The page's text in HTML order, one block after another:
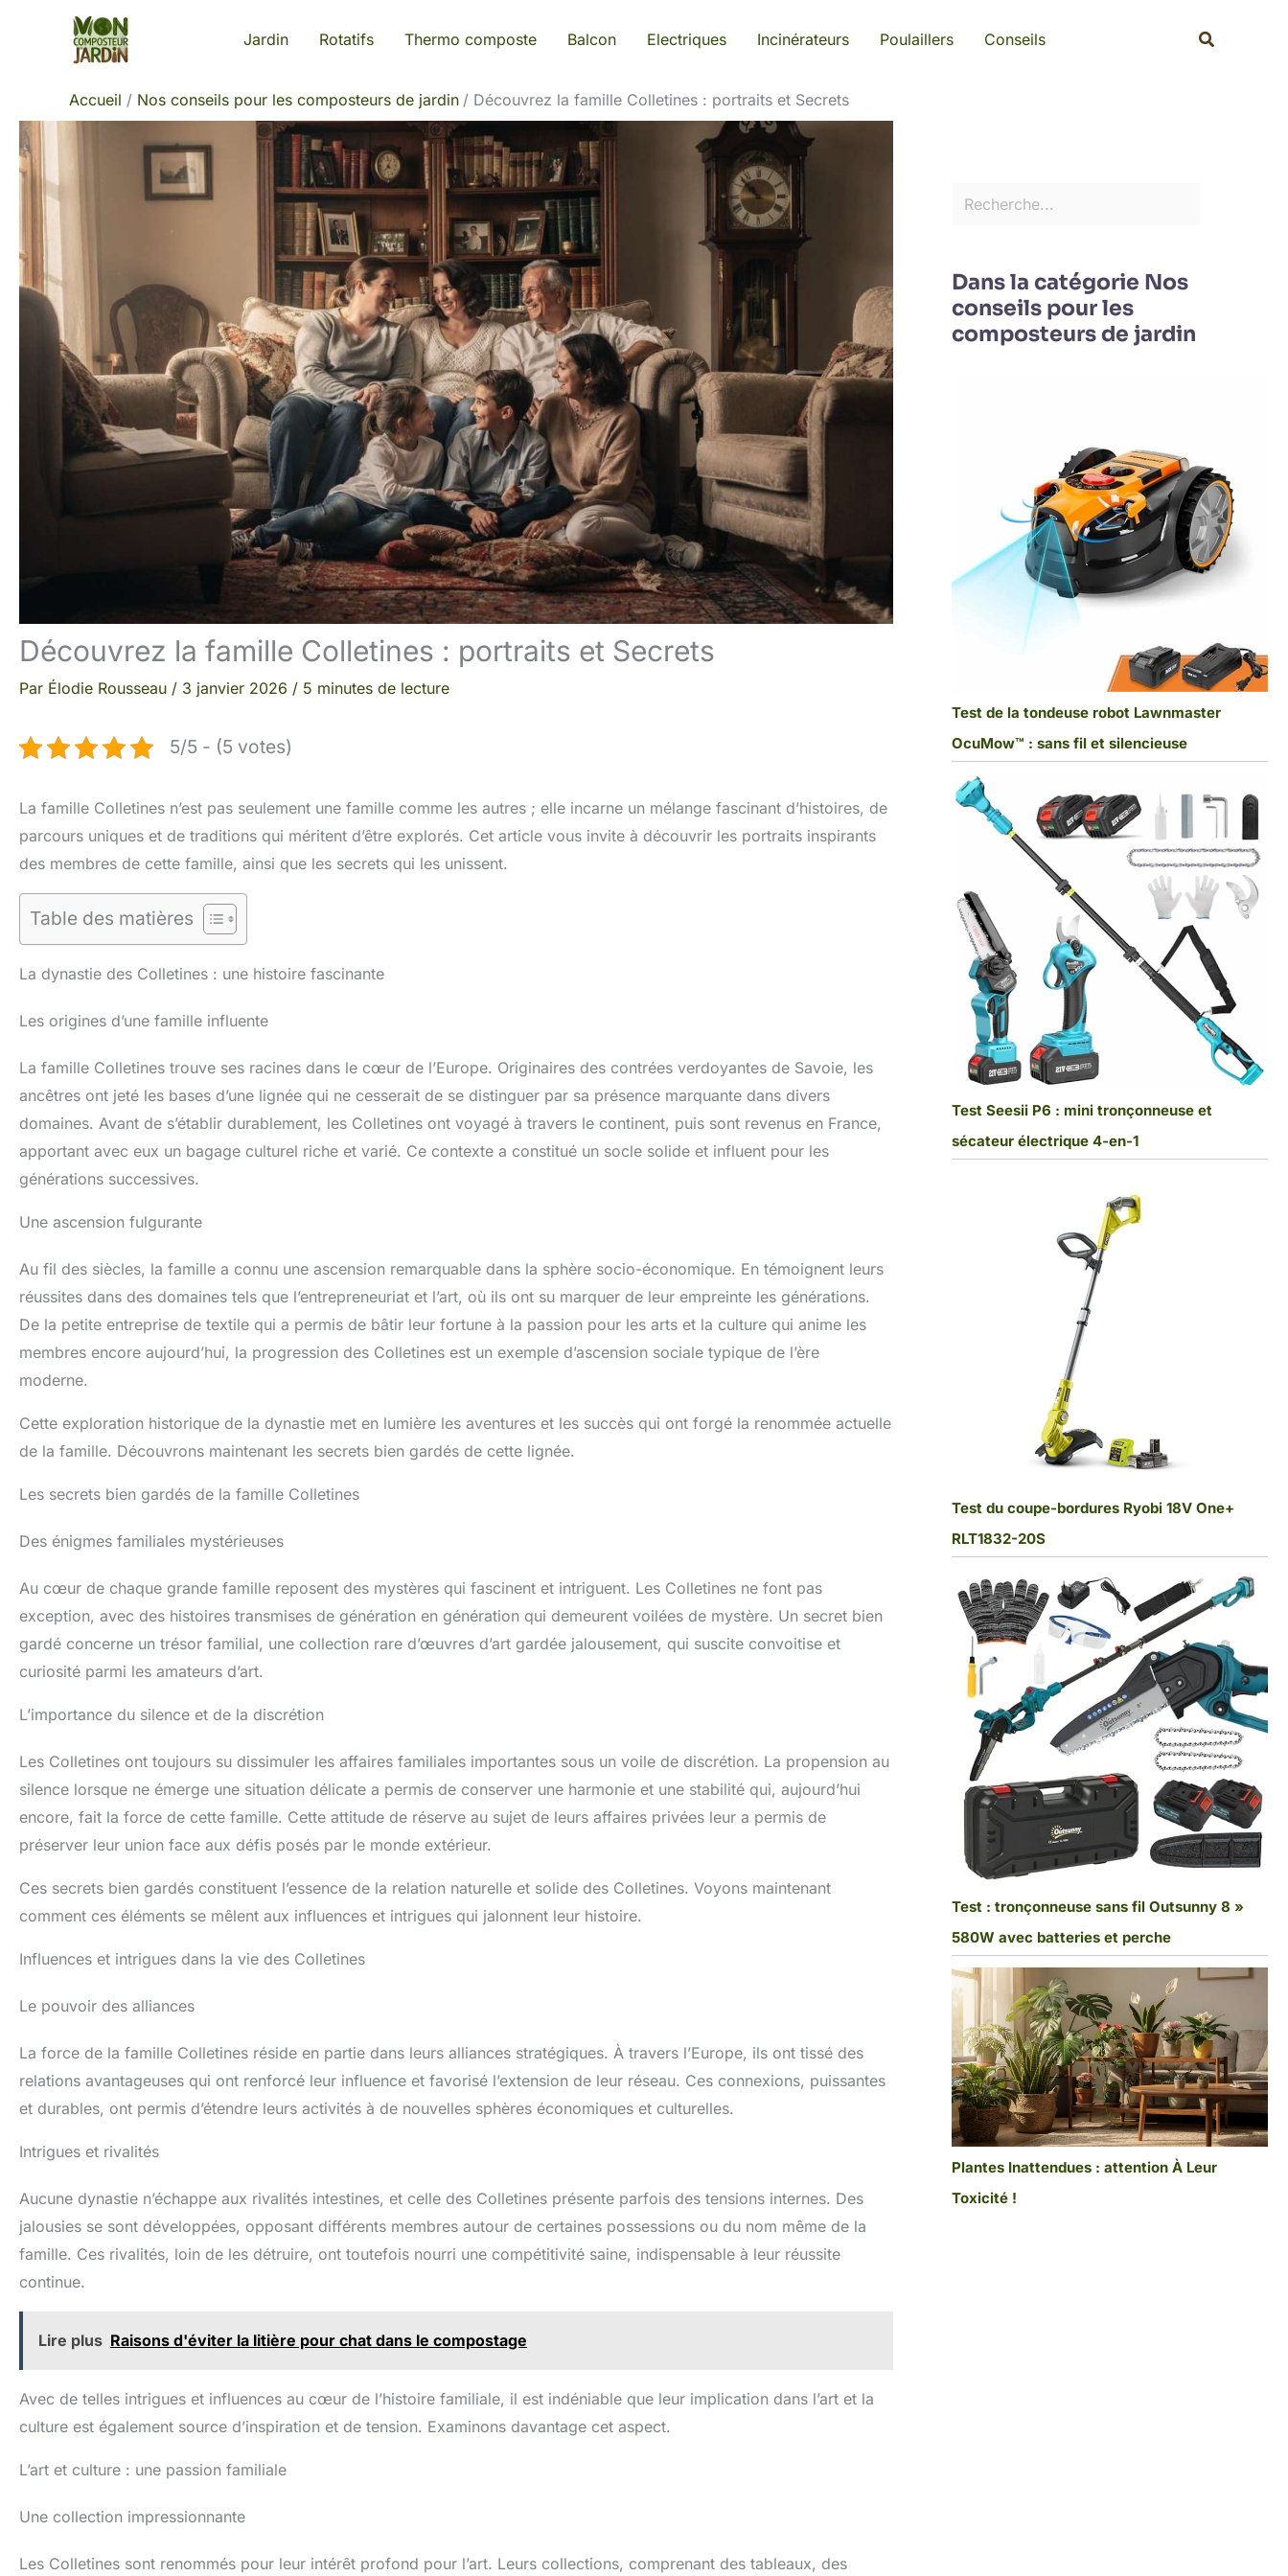
Jardin Rotatifs Thermo composte Balcon Electriques Incinérateurs Poulaillers Conseils
Accueil Nos conseils pour les composteurs de jardin Découvrez la famille Colletines : portraits et Secrets
Découvrez la famille Colletines : portraits et Secrets
Par Élodie Rousseau / 3 janvier 2026 / 5 minutes de lecture
5/5 - (5 votes)
La famille Colletines n’est pas seulement une famille comme les autres ; elle incarne un mélange fascinant d’histoires, de
parcours uniques et de traditions qui méritent d’être explorés. Cet article vous invite à découvrir les portraits inspirants
des membres de cette famille, ainsi que les secrets qui les unissent.
Table des matières
La dynastie des Colletines : une histoire fascinante
Les origines d’une famille influente
La famille Colletines trouve ses racines dans le cœur de l’Europe. Originaires des contrées verdoyantes de Savoie, les
ancêtres ont jeté les bases d’une lignée qui ne cesserait de se distinguer par sa présence marquante dans divers
domaines. Avant de s’établir durablement, les Colletines ont voyagé à travers le continent, puis sont revenus en France,
apportant avec eux un bagage culturel riche et varié. Ce contexte a constitué un socle solide et influent pour les
générations successives.
Une ascension fulgurante
Au fil des siècles, la famille a connu une ascension remarquable dans la sphère socio-économique. En témoignent leurs
réussites dans des domaines tels que l’entrepreneuriat et l’art, où ils ont su marquer de leur empreinte les générations.
De la petite entreprise de textile qui a permis de bâtir leur fortune à la passion pour les arts et la culture qui anime les
membres encore aujourd’hui, la progression des Colletines est un exemple d’ascension sociale typique de l’ère
moderne.
Cette exploration historique de la dynastie met en lumière les aventures et les succès qui ont forgé la renommée actuelle
de la famille. Découvrons maintenant les secrets bien gardés de cette lignée.
Les secrets bien gardés de la famille Colletines
Des énigmes familiales mystérieuses
Au cœur de chaque grande famille reposent des mystères qui fascinent et intriguent. Les Colletines ne font pas
exception, avec des histoires transmises de génération en génération qui demeurent voilées de mystère. Un secret bien
gardé concerne un trésor familial, une collection rare d’œuvres d’art gardée jalousement, qui suscite convoitise et
curiosité parmi les amateurs d’art.
L’importance du silence et de la discrétion
Les Colletines ont toujours su dissimuler les affaires familiales importantes sous un voile de discrétion. La propension au
silence lorsque ne émerge une situation délicate a permis de conserver une harmonie et une stabilité qui, aujourd’hui
encore, fait la force de cette famille. Cette attitude de réserve au sujet de leurs affaires privées leur a permis de
préserver leur union face aux défis posés par le monde extérieur.
Ces secrets bien gardés constituent l’essence de la relation naturelle et solide des Colletines. Voyons maintenant
comment ces éléments se mêlent aux influences et intrigues qui jalonnent leur histoire.
Influences et intrigues dans la vie des Colletines
Le pouvoir des alliances
La force de la famille Colletines réside en partie dans leurs alliances stratégiques. À travers l’Europe, ils ont tissé des
relations avantageuses qui ont renforcé leur influence et favorisé l’extension de leur réseau. Ces connexions, puissantes
et durables, ont permis d’étendre leurs activités à de nouvelles sphères économiques et culturelles.
Intrigues et rivalités
Aucune dynastie n’échappe aux rivalités intestines, et celle des Colletines présente parfois des tensions internes. Des
jalousies se sont développées, opposant différents membres autour de certaines possessions ou du nom même de la
famille. Ces rivalités, loin de les détruire, ont toutefois nourri une compétitivité saine, indispensable à leur réussite
continue.
Lire plus Raisons d'éviter la litière pour chat dans le compostage
Avec de telles intrigues et influences au cœur de l’histoire familiale, il est indéniable que leur implication dans l’art et la
culture est également source d’inspiration et de tension. Examinons davantage cet aspect.
L’art et culture : une passion familiale
Une collection impressionnante
Les Colletines sont renommés pour leur intérêt profond pour l’art. Leurs collections, comprenant des tableaux, des
Dans la catégorie Nos
conseils pour les
composteurs de jardin
Test de la tondeuse robot Lawnmaster
OcuMow™ : sans fil et silencieuse
Test Seesii P6 : mini tronçonneuse et
sécateur électrique 4-en-1
Test du coupe-bordures Ryobi 18V One+
RLT1832-20S
Test : tronçonneuse sans fil Outsunny 8 »
580W avec batteries et perche
Plantes Inattendues : attention À Leur
Toxicité !